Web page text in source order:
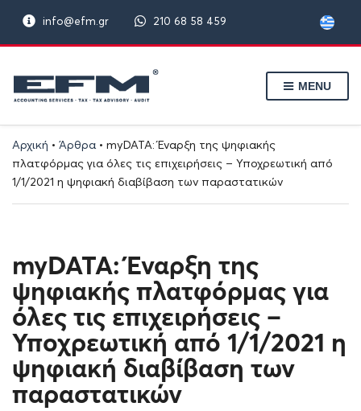
info@efm.gr 210 68 58 459
MENU
Αρχική • Άρθρα • myDATA: Έναρξη της ψηφιακής
πλατφόρμας για όλες τις επιχειρήσεις – Υποχρεωτική από
1/1/2021 η ψηφιακή διαβίβαση των παραστατικών
myDATA: Έναρξη της
ψηφιακής πλατφόρμας για
όλες τις επιχειρήσεις –
Υποχρεωτική από 1/1/2021 η
ψηφιακή διαβίβαση των
παραστατικών